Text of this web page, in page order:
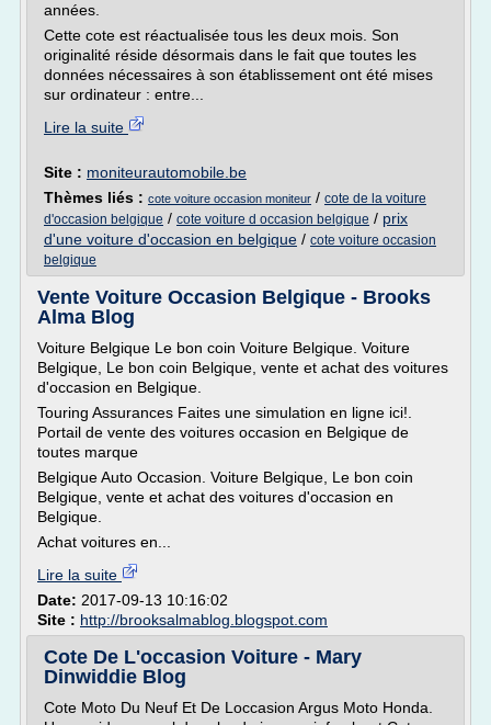
années.
Cette cote est réactualisée tous les deux mois. Son
originalité réside désormais dans le fait que toutes les
données nécessaires à son établissement ont été mises
sur ordinateur : entre...
Lire la suite
Site : moniteurautomobile.be
Thèmes liés : cote voiture occasion moniteur / cote de la voiture
d'occasion belgique / cote voiture d occasion belgique / prix
d'une voiture d'occasion en belgique / cote voiture occasion
belgique
Vente Voiture Occasion Belgique - Brooks
Alma Blog
Voiture Belgique Le bon coin Voiture Belgique. Voiture
Belgique, Le bon coin Belgique, vente et achat des voitures
d'occasion en Belgique.
Touring Assurances Faites une simulation en ligne ici!.
Portail de vente des voitures occasion en Belgique de
toutes marque
Belgique Auto Occasion. Voiture Belgique, Le bon coin
Belgique, vente et achat des voitures d'occasion en
Belgique.
Achat voitures en...
Lire la suite
Date: 2017-09-13 10:16:02
Site : http://brooksalmablog.blogspot.com
Cote De L'occasion Voiture - Mary
Dinwiddie Blog
Cote Moto Du Neuf Et De Loccasion Argus Moto Honda.